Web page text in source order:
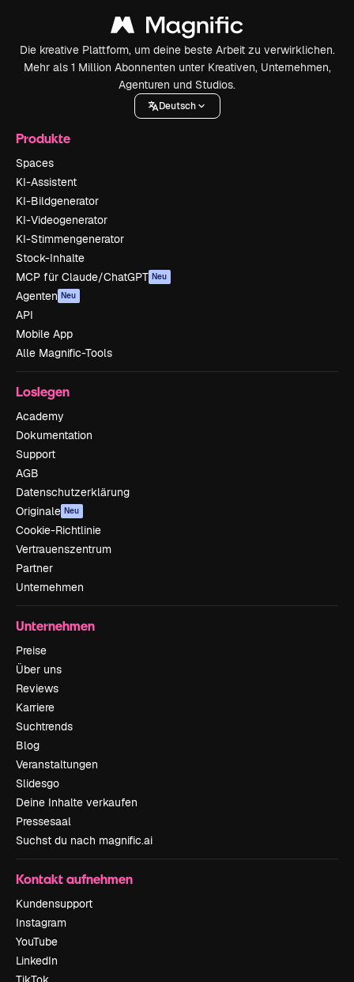
Die kreative Plattform, um deine beste Arbeit zu verwirklichen.
Mehr als 1 Million Abonnenten unter Kreativen, Unternehmen,
Agenturen und Studios.
Deutsch
Produkte
Spaces
KI-Assistent
KI-Bildgenerator
KI-Videogenerator
KI-Stimmengenerator
Stock-Inhalte
MCP für Claude/ChatGPT Neu
Agenten Neu
API
Mobile App
Alle Magnific-Tools
Loslegen
Academy
Dokumentation
Support
AGB
Datenschutzerklärung
Originale Neu
Cookie-Richtlinie
Vertrauenszentrum
Partner
Unternehmen
Unternehmen
Preise
Über uns
Reviews
Karriere
Suchtrends
Blog
Veranstaltungen
Slidesgo
Deine Inhalte verkaufen
Pressesaal
Suchst du nach magnific.ai
Kontakt aufnehmen
Kundensupport
Instagram
YouTube
LinkedIn